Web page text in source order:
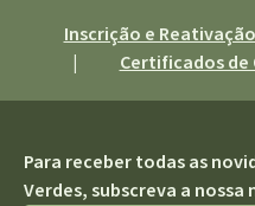
Inscrição e
|
Certificados
Para receber todas as
Verdes, subscreva a